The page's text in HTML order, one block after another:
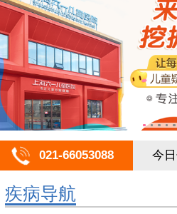
021-66053088 今
疾病导航